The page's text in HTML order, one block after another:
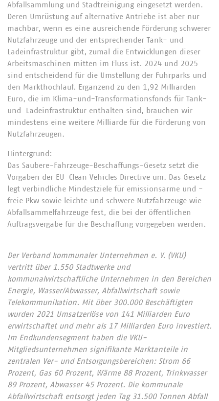
Abfallsammlung und Stadtreinigung eingesetzt werden.
Deren Umrüstung auf alternative Antriebe ist aber nur
machbar, wenn es eine ausreichende Förderung schwerer
Nutzfahrzeuge und der entsprechender Tank- und
Ladeinfrastruktur gibt, zumal die Entwicklungen dieser
Arbeitsmaschinen mitten im Fluss ist. 2024 und 2025
sind entscheidend für die Umstellung der Fuhrparks und
den Markthochlauf. Ergänzend zu den 1,92 Milliarden
Euro, die im Klima-und-Transformationsfonds für Tank-
und Ladeinfrastruktur enthalten sind, brauchen wir
mindestens eine weitere Milliarde für die Förderung von
Nutzfahrzeugen.
Hintergrund:
Das Saubere-Fahrzeuge-Beschaffungs-Gesetz setzt die
Vorgaben der EU-Clean Vehicles Directive um. Das Gesetz
legt verbindliche Mindestziele für emissionsarme und -
freie Pkw sowie leichte und schwere Nutzfahrzeuge wie
Abfallsammelfahrzeuge fest, die bei der öffentlichen
Auftragsvergabe für die Beschaffung vorgegeben werden.
Der Verband kommunaler Unternehmen e. V. (VKU)
vertritt über 1.550 Stadtwerke und
kommunalwirtschaftliche Unternehmen in den Bereichen
Energie, Wasser/Abwasser, Abfallwirtschaft sowie
Telekommunikation. Mit über 300.000 Beschäftigten
wurden 2021 Umsatzerlöse von 141 Milliarden Euro
erwirtschaftet und mehr als 17 Milliarden Euro investiert.
Im Endkundensegment haben die VKU-
Mitgliedsunternehmen signifikante Marktanteile in
zentralen Ver- und Entsorgungsbereichen: Strom 66
Prozent, Gas 60 Prozent, Wärme 88 Prozent, Trinkwasser
89 Prozent, Abwasser 45 Prozent. Die kommunale
Abfallwirtschaft entsorgt jeden Tag 31.500 Tonnen Abfall